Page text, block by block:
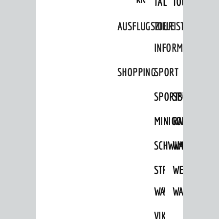
AUSFLUGSZIELE
TOURIST
INFORMATION
SHOPPINGSPORT
SPORTSTÄTTEN
MINIGOLFRADFAHREN
SCHWIMMEN
STRANDBAD
WAIDSEE
TSG
VIKTOR-
WANDERN
WEINHEIMER